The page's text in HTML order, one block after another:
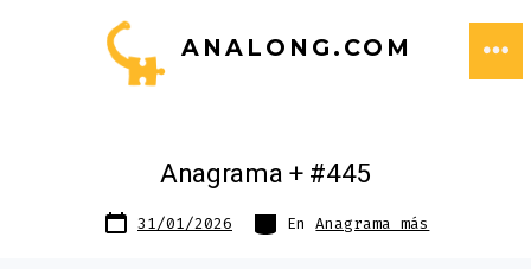
ANALONG.COM
Anagrama + #445
Fecha
de 31/01/2026 Categorías
EnAnagrama más